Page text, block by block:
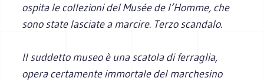
ospita le collezioni del Musée de l’Homme, che
sono state lasciate a marcire. Terzo scandalo.
Il suddetto museo è una scatola di ferraglia,
opera certamente immortale del marchesino